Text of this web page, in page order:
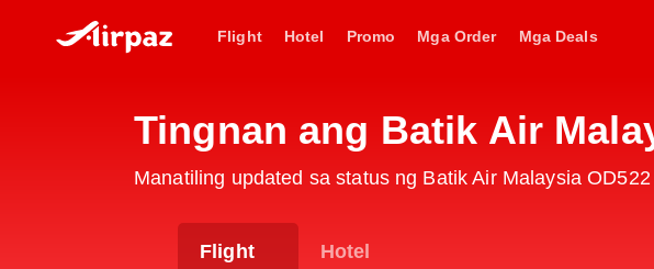
Flight Hotel Promo Mga Order Mga Deals
Tingnan ang Batik Air
Manatiling updated sa status ng Batik Air Malaysia
Flight Hotel